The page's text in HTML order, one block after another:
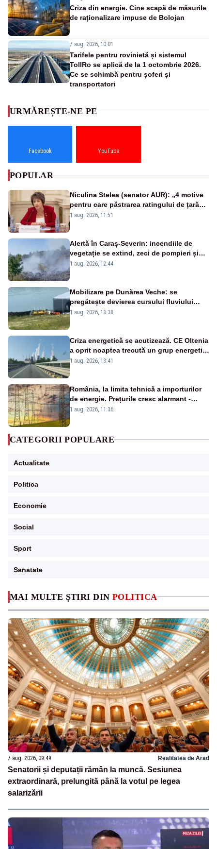
Criza din energie. Cine scapă de măsurile
de raționalizare impuse de Bolojan
7 aug. 2026, 10:01
Tarifele pentru rovinietă și sistemul
TollRo se aplică de la 1 octombrie 2026.
Ce se schimbă pentru șoferi și
transportatori
MAI MULTE ȘTIRI DIN POLITICA
7 aug. 2026, 09:49 Realitatea de Arad
Senatorii și deputații rămân la muncă. Sesiunea
extraordinară, prelungită până la votul pe legea
salarizării
URMĂREȘTE-NE PE
Facebook YouTube
POPULAR
Niculina Stelea (senator AUR): „4 motive
pentru care păstrarea ratingului de țară
nu este o reușită pentru Guvernul
1 aug. 2026, 11:51
Alertă în Caraș-Severin: incendiile de
vegetație se extind, zeci de pompieri și
silvicultori se luptă cu flăcările - VIDEO
1 aug. 2026, 12:44
Mobilizare pe Dunărea Veche: se
pregătește devierea cursului fluviului
către Cernavodă – VIDEO
1 aug. 2026, 13:38
Criza energetică se acutizează. CE Oltenia
a oprit noaptea trecută un grup energetic
de la Rovinari
1 aug. 2026, 13:41
România, la limita tehnică a importurilor
de energie. Prețurile cresc alarmant -
Analiză Realitatea Plus
1 aug. 2026, 11:36
CATEGORII POPULARE
Actualitate
Politica
Economie
Social
Sport
Sanatate